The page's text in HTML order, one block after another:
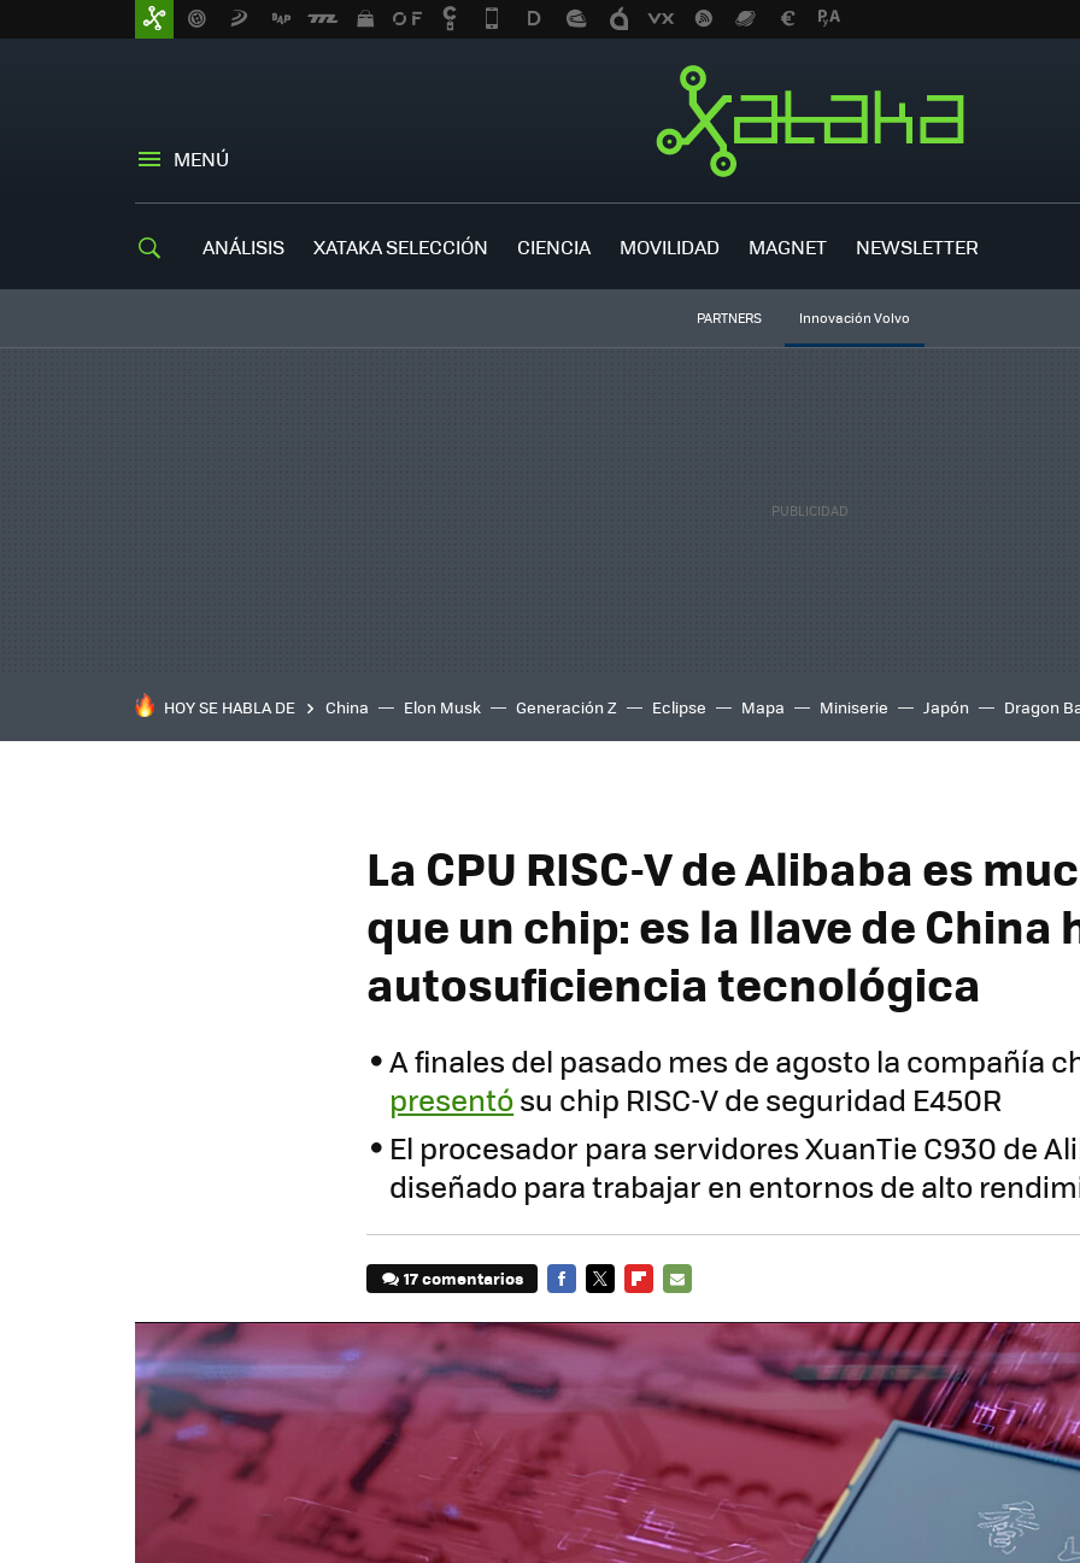
MENÚ
ANÁLISIS XATAKA SELECCIÓN CIENCIA MOVILIDAD MAGNET NEWSLETTER
PARTNERS Innovación Volvo
HOY SE HABLA DE China Elon Musk Generación Z Eclipse Mapa Miniserie Japón Dragon
La CPU RISC-V de Alibaba es
que un chip: es la llave de China
autosuficiencia tecnológica
A finales del pasado mes de agosto la compañía
presentósu chip RISC-V de seguridad E450R
El procesador para servidores XuanTie C930 de
diseñado para trabajar en entornos de alto
17 comentarios